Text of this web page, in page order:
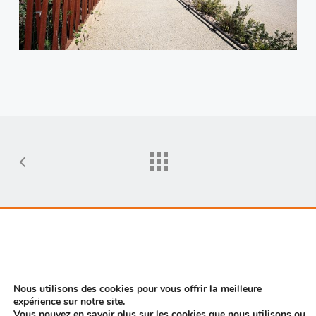
Nous utilisons des cookies pour vous offrir la meilleure
expérience sur notre site.